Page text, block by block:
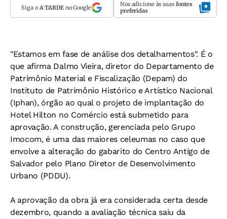
Siga o A TARDEno Google Nos adicione às suas fontes
preferidas
"Estamos em fase de análise dos detalhamentos". É o
que afirma Dalmo Vieira, diretor do Departamento de
Patrimônio Material e Fiscalização (Depam) do
Instituto de Patrimônio Histórico e Artístico Nacional
(Iphan), órgão ao qual o projeto de implantação do
Hotel Hilton no Comércio está submetido para
aprovação. A construção, gerenciada pelo Grupo
Imocom, é uma das maiores celeumas no caso que
envolve a alteração do gabarito do Centro Antigo de
Salvador pelo Plano Diretor de Desenvolvimento
Urbano (PDDU).
A aprovação da obra já era considerada certa desde
dezembro, quando a avaliação técnica saiu da